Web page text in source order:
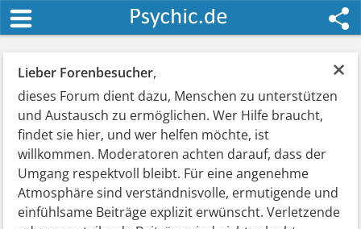
×
Lieber Forenbesucher,
dieses Forum dient dazu, Menschen zu unterstützen
und Austausch zu ermöglichen. Wer Hilfe braucht,
findet sie hier, und wer helfen möchte, ist
willkommen. Moderatoren achten darauf, dass der
Umgang respektvoll bleibt. Für eine angenehme
Atmosphäre sind verständnisvolle, ermutigende und
einfühlsame Beiträge explizit erwünscht. Verletzende